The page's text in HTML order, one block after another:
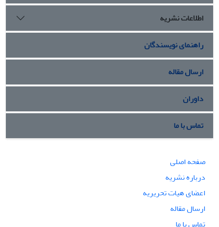
اطلاعات نشریه
راهنمای نویسندگان
ارسال مقاله
داوران
تماس با ما
صفحه اصلی
درباره نشریه
اعضای هیات تحریریه
ارسال مقاله